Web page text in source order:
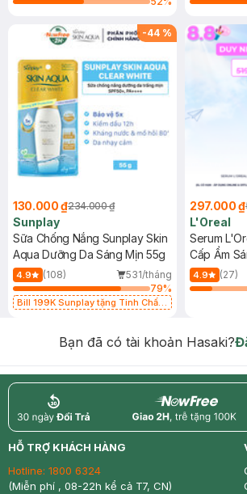
-44 %
130.000 ₫234.000 ₫
Sunplay
Sữa Chống Nắng Sunplay Skin
Aqua Dưỡng Da Sáng Mịn 55g
4.9 (108)
531/tháng
79%
Bill 199K Sunplay tặng Tinh Chất
297.000 ₫
L'Oreal
Serum
Cấp Ẩm
4.9 (27)
Bạn đã có tài khoản Hasaki?
return nowfree
HỖ TRỢ KHÁCH HÀNG
Hotline: 1800 6324
(Miễn phí , 08-22h kể cả T7, CN)